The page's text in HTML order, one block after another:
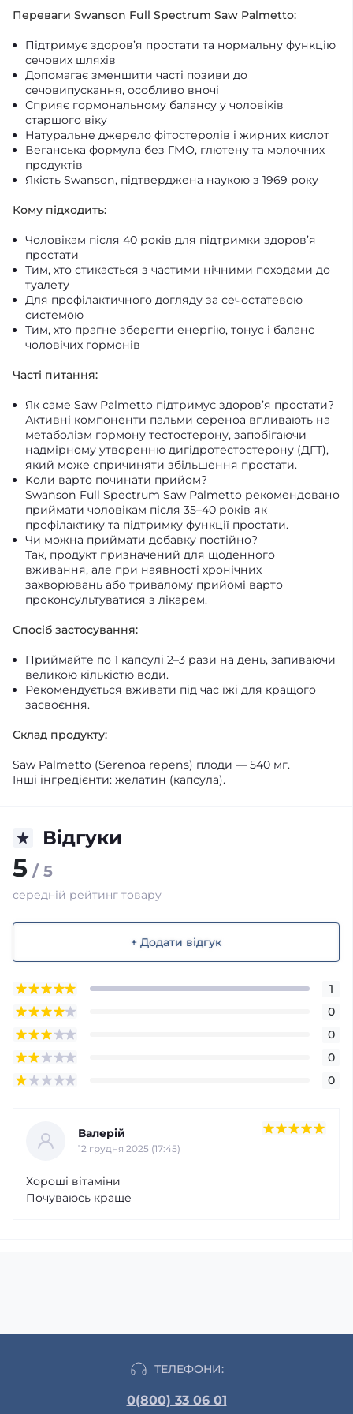
Переваги Swanson Full Spectrum Saw Palmetto:
Підтримує здоров’я простати та нормальну функцію
сечових шляхів
Допомагає зменшити часті позиви до
сечовипускання, особливо вночі
Сприяє гормональному балансу у чоловіків
старшого віку
Натуральне джерело фітостеролів і жирних кислот
Веганська формула без ГМО, глютену та молочних
продуктів
Якість Swanson, підтверджена наукою з 1969 року
Кому підходить:
Чоловікам після 40 років для підтримки здоров’я
простати
Тим, хто стикається з частими нічними походами до
туалету
Для профілактичного догляду за сечостатевою
системою
Тим, хто прагне зберегти енергію, тонус і баланс
чоловічих гормонів
Часті питання:
Як саме Saw Palmetto підтримує здоров’я простати?
Активні компоненти пальми сереноа впливають на
метаболізм гормону тестостерону, запобігаючи
надмірному утворенню дигідротестостерону (ДГТ),
який може спричиняти збільшення простати.
Коли варто починати прийом?
Swanson Full Spectrum Saw Palmetto рекомендовано
приймати чоловікам після 35–40 років як
профілактику та підтримку функції простати.
Чи можна приймати добавку постійно?
Так, продукт призначений для щоденного
вживання, але при наявності хронічних
захворювань або тривалому прийомі варто
проконсультуватися з лікарем.
Спосіб застосування:
Приймайте по 1 капсулі 2–3 рази на день, запиваючи
великою кількістю води.
Рекомендується вживати під час їжі для кращого
засвоєння.
Склад продукту:
Saw Palmetto (Serenoa repens) плоди — 540 мг.
Інші інгредієнти: желатин (капсула).
Відгуки
5 / 5
середній рейтинг товару
+ Додати відгук
1
0
0
0
0
Валерій
12 грудня 2025 (17:45)
Хороші вітаміни
Почуваюсь краще
ТЕЛЕФОНИ:
0(800) 33 06 01